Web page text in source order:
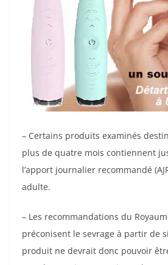
– Certains produits examinés
plus de quatre mois contiennent
l’apport journalier recommandé
adulte.
– Les recommandations du
préconisent le sevrage à partir de
produit ne devrait donc pouvoir